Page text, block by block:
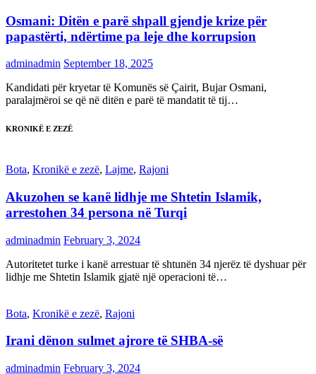
Osmani: Ditën e parë shpall gjendje krize për
papastërti, ndërtime pa leje dhe korrupsion
adminadmin September 18, 2025
Kandidati për kryetar të Komunës së Çairit, Bujar Osmani,
paralajmëroi se që në ditën e parë të mandatit të tij…
KRONIKË E ZEZË
Bota, Kronikë e zezë, Lajme, Rajoni
Akuzohen se kanë lidhje me Shtetin Islamik,
arrestohen 34 persona në Turqi
adminadmin February 3, 2024
Autoritetet turke i kanë arrestuar të shtunën 34 njerëz të dyshuar për
lidhje me Shtetin Islamik gjatë një operacioni të…
Bota, Kronikë e zezë, Rajoni
Irani dënon sulmet ajrore të SHBA-së
adminadmin February 3, 2024